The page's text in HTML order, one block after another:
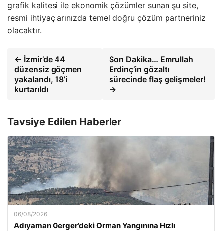
grafik kalitesi ile ekonomik çözümler sunan şu site,
resmi ihtiyaçlarınızda temel doğru çözüm partneriniz
olacaktır.
← İzmir’de 44
düzensiz göçmen
yakalandı, 18’i
kurtarıldı
Son Dakika… Emrullah
Erdinç’in gözaltı
sürecinde flaş gelişmeler!
→
Tavsiye Edilen Haberler
06/08/2026
Adıyaman Gerger’deki Orman Yangınına Hızlı